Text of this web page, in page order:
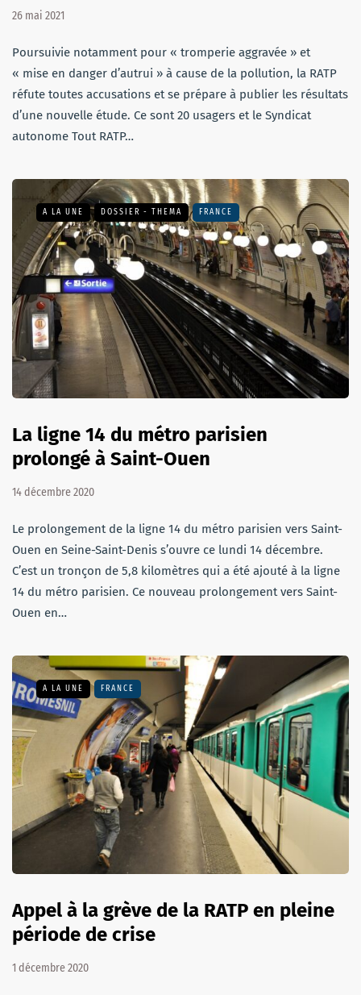
26 mai 2021
Poursuivie notamment pour « tromperie aggravée » et
« mise en danger d’autrui » à cause de la pollution, la RATP
réfute toutes accusations et se prépare à publier les résultats
d’une nouvelle étude. Ce sont 20 usagers et le Syndicat
autonome Tout RATP…
A LA UNE DOSSIER - THEMA FRANCE
La ligne 14 du métro parisien
prolongé à Saint-Ouen
14 décembre 2020
Le prolongement de la ligne 14 du métro parisien vers Saint-
Ouen en Seine-Saint-Denis s’ouvre ce lundi 14 décembre.
C’est un tronçon de 5,8 kilomètres qui a été ajouté à la ligne
14 du métro parisien. Ce nouveau prolongement vers Saint-
Ouen en…
A LA UNE FRANCE
Appel à la grève de la RATP en pleine
période de crise
1 décembre 2020